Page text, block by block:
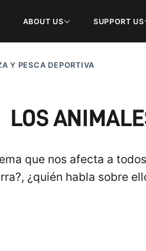
ABOUT US SUPPORT US
Y PESCA DEPORTIVA
LOS
que nos afecta a
¿quién habla sobre